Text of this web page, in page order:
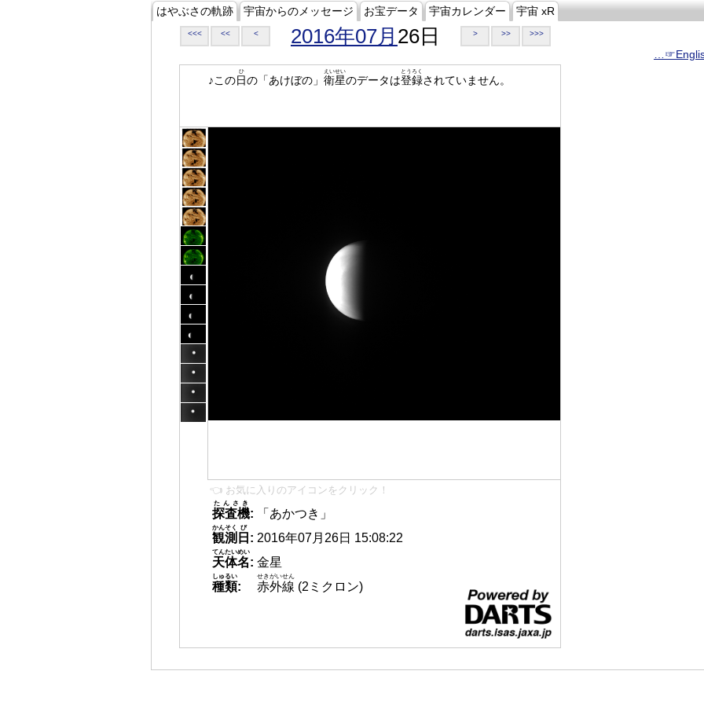
はやぶさの軌跡 宇宙からのメッセージ お宝データ 宇宙カレンダー 宇宙 xR
<<< << < 2016年07月 26日 > >> >>>
♪この日
ひ
の「あけぼの」 衛星
えいせい
のデータは登録
とうろく
されていません。
👈 お気に入りのアイコンをクリック！
探査機
たんさき
:
「あかつき」
観測
かんそく
日
び
: 2016年07月26日 15:08:22
天体名
てんたいめい
: 金星
種類
しゅるい
: 赤外線
せきがいせん
(2ミクロン)